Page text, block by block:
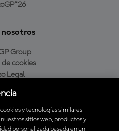
nosotros
Group
de cookies
Legal
compra
y tecnologías similares
sitios web, productos y
personalizada basada en un